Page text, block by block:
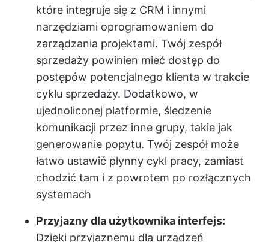
które integruje się z CRM i innymi
narzędziami oprogramowaniem do
zarządzania projektami. Twój zespół
sprzedaży powinien mieć dostęp do
postępów potencjalnego klienta w trakcie
cyklu sprzedaży. Dodatkowo, w
ujednoliconej platformie, śledzenie
komunikacji przez inne grupy, takie jak
generowanie popytu. Twój zespół może
łatwo ustawić płynny cykl pracy, zamiast
chodzić tam i z powrotem po rozłącznych
systemach
Przyjazny dla użytkownika interfejs:
Dzięki przyjaznemu dla urządzeń